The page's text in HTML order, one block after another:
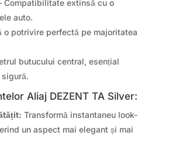
Compatibilitate extinsă cu o
auto.
o potrivire perfectă pe majoritatea
butucului central, esențial
sigură.
Aliaj DEZENT TA Silver:
Transformă instantaneu look-
un aspect mai elegant și mai